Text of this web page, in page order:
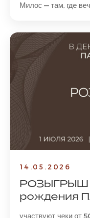
Милос — там, где
14.05.2026
РОЗЫГРЫШ
рождения
участвуют чеки от